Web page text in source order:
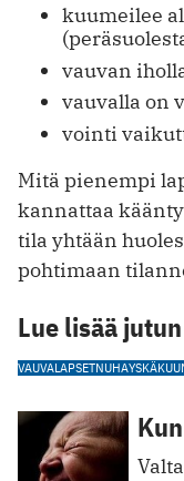
kuumeilee
vauvan
vauvalla on
vointi
Mitä pienempi
kannattaa
tila yhtään
pohtimaan
Lue lisää
VAUVALAPSETNUHAYSKÄ